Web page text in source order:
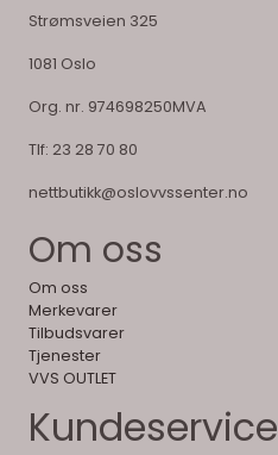
Strømsveien 325
1081 Oslo
Org. nr. 974698250MVA
Tlf: 23 28 70 80
nettbutikk@oslovvssenter.no
Om oss
Om oss
Merkevarer
Tilbudsvarer
Tjenester
VVS OUTLET
Kundeservice